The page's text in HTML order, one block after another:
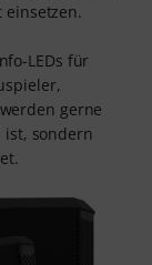
LEDs für
gerne
ist, sondern